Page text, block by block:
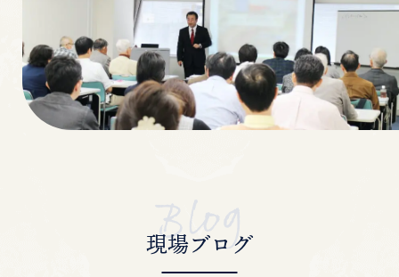
【2024.4月開催】塗り替え勉強会
【2024.3月開催】塗り替え勉強会
【2024.1月開催】塗り替え勉強会
【2023.10月開催②】塗り替え勉強会
【2023年10月開催】塗り替え勉強会
現場ブログ